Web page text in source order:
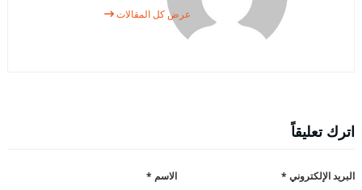
عرض كل المقالات
اترك تعليقاً
الاسم * البريد الإلكتروني *